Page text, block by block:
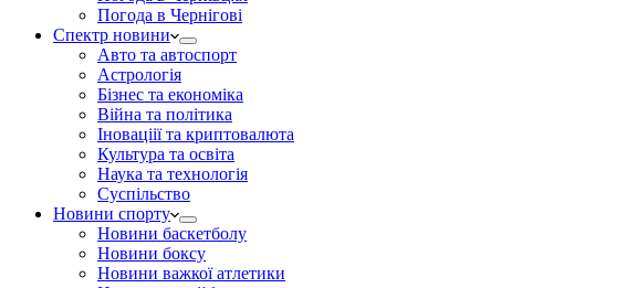
Погода в Чернігові
Спектр новини
Авто та автоспорт
Астрологія
Бізнес та економіка
Війна та політика
Іноваціії та криптовалюта
Культура та освіта
Наука та технологія
Суспільство
Новини спорту
Новини баскетболу
Новини боксу
Новини важкої атлетики